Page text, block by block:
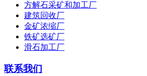
方解石采矿和加工厂
建筑回收厂
金矿浓缩厂
铁矿选矿厂
滑石加工厂
联系我们